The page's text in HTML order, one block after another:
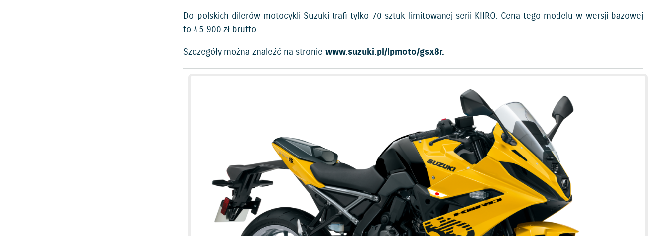
Do polskich dilerów motocykli Suzuki trafi tylko 70 sztuk limitowanej serii KIIRO. Cena tego modelu w wersji bazowej
to 45 900 zł brutto.
Szczegóły można znaleźć na stroniewww.suzuki.pl/lpmoto/gsx8r.